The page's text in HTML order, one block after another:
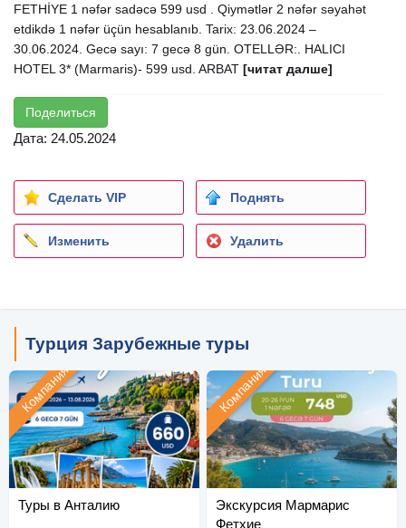
FETHİYE 1 nəfər sadəcə 599 usd . Qiymətlər 2 nəfər səyahət
etdikdə 1 nəfər üçün hesablanıb. Tarix: 23.06.2024 –
30.06.2024. Gecə sayı: 7 gecə 8 gün. OTELLƏR:. HALICI
HOTEL 3* (Marmaris)- 599 usd. ARBAT [читат далше]
Поделиться
Дата: 24.05.2024
Сделать VIP Поднять
Изменить Удалить
Турция Зарубежные туры
Туры в Анталию
Компания
Экскурсия Мармарис
Фетхие
Компания